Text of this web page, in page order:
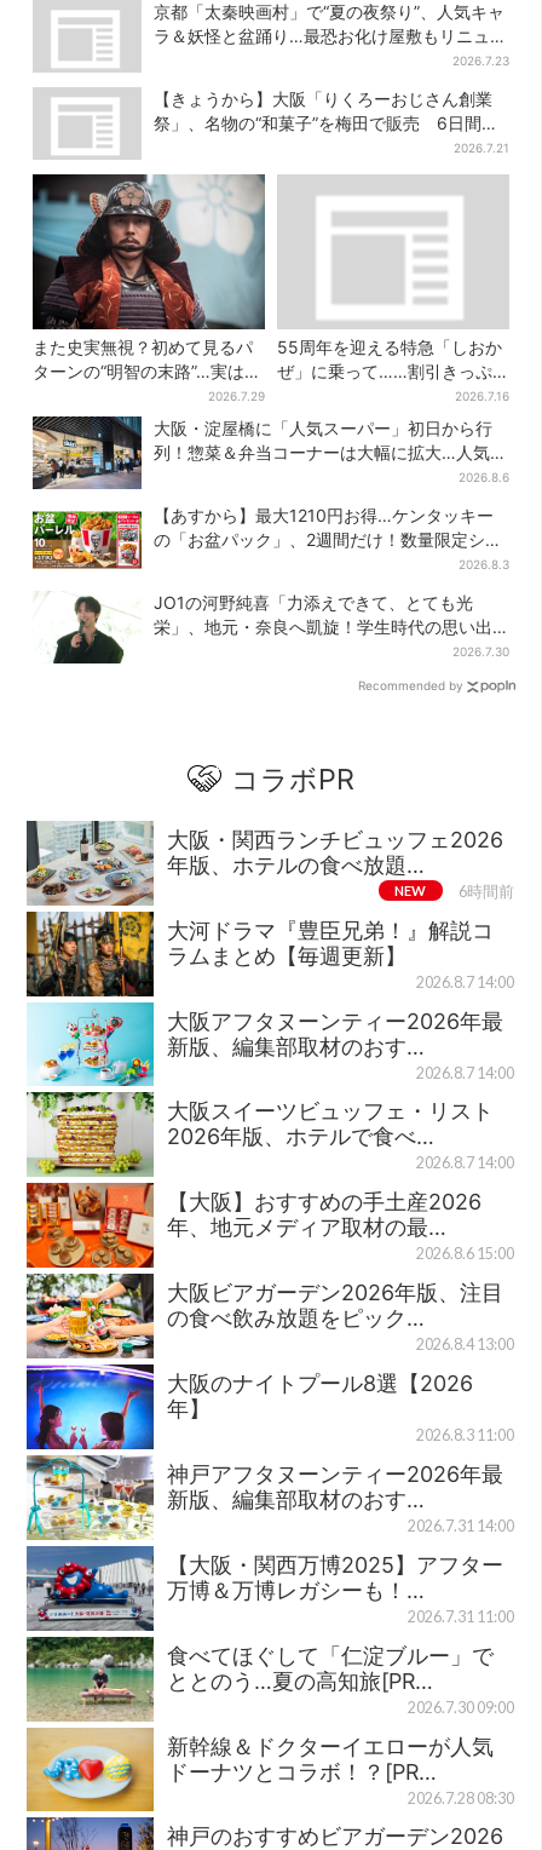
京都「太秦映画村」で“夏の夜祭り”、人気キャ
ラ＆妖怪と盆踊り…最恐お化け屋敷もリニュー
2026.7.23
【きょうから】大阪「りくろーおじさん創業
祭」、名物の“和菓子”を梅田で販売 6日間限
2026.7.21
また史実無視？初めて見るパ
ターンの“明智の末路”…実は、
ありえなくもない！？【豊臣
兄弟】
2026.7.29
55周年を迎える特急「しおか
ぜ」に乗って……割引きっぷ
で、松山・道後温泉と南予を
満喫【大阪から愛媛へおトク
旅】
2026.7.16
大阪・淀屋橋に「人気スーパー」初日から行
列！惣菜＆弁当コーナーは大幅に拡大…人気商
2026.8.6
【あすから】最大1210円お得…ケンタッキー
の「お盆パック」、2週間だけ！数量限定シー
2026.8.3
JO1の河野純喜「力添えできて、とても光
栄」、地元・奈良へ凱旋！学生時代の思い出
2026.7.30
Recommended by
コラボPR
大阪・関西ランチビュッフェ2026
年版、ホテルの食べ放題…
NEW 6時間前
大河ドラマ『豊臣兄弟！』解説コ
ラムまとめ【毎週更新】
2026.8.7 14:00
大阪アフタヌーンティー2026年最
新版、編集部取材のおす…
2026.8.7 14:00
大阪スイーツビュッフェ・リスト
2026年版、ホテルで食べ…
2026.8.7 14:00
【大阪】おすすめの手土産2026
年、地元メディア取材の最…
2026.8.6 15:00
大阪ビアガーデン2026年版、注目
の食べ飲み放題をピック…
2026.8.4 13:00
大阪のナイトプール8選【2026
年】
2026.8.3 11:00
神戸アフタヌーンティー2026年最
新版、編集部取材のおす…
2026.7.31 14:00
【大阪・関西万博2025】アフター
万博＆万博レガシーも！…
2026.7.31 11:00
食べてほぐして「仁淀ブルー」で
ととのう…夏の高知旅[PR…
2026.7.30 09:00
新幹線＆ドクターイエローが人気
ドーナツとコラボ！？[PR…
2026.7.28 08:30
神戸のおすすめビアガーデン2026